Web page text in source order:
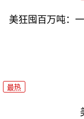
美狂囤百万吨：
最热